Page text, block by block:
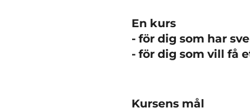
En kurs
- för dig som har
- för dig som vill få
Kursens mål